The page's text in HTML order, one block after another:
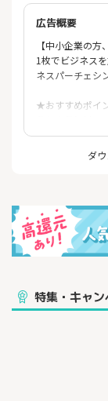
広告概要
【中小企業の方
1枚でビジネス
ネスパーチェシ
★おすすめポイ
コストもかから
②ご利用可能枠
③中小企業の方
設立間もない法
（※所定の審査
が
緩和され、業務
ダ
特集・キャン